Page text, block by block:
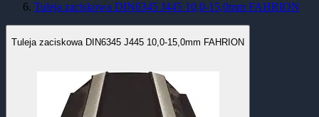
Tuleja zaciskowa DIN6345 J445 10,0-15,0mm FAHRION
Tuleja zaciskowa DIN6345 J445 10,0-15,0mm FAHRION